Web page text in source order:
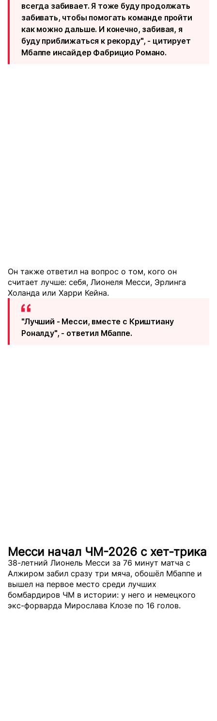
всегда забивает. Я тоже буду продолжать
забивать, чтобы помогать команде пройти
как можно дальше. И конечно, забивая, я
буду приближаться к рекорду", - цитирует
Мбаппе инсайдер Фабрицио Романо.
Он также ответил на вопрос о том, кого он
считает лучше: себя, Лионеля Месси, Эрлинга
Холанда или Харри Кейна.
"Лучший - Месси, вместе с Криштиану
Роналду", - ответил Мбаппе.
Месси начал ЧМ-2026 с хет-трика
38-летний Лионель Месси за 76 минут матча с
Алжиром забил сразу три мяча, обошёл Мбаппе и
вышел на первое место среди лучших
бомбардиров ЧМ в истории: у него и немецкого
экс-форварда Мирослава Клозе по 16 голов.